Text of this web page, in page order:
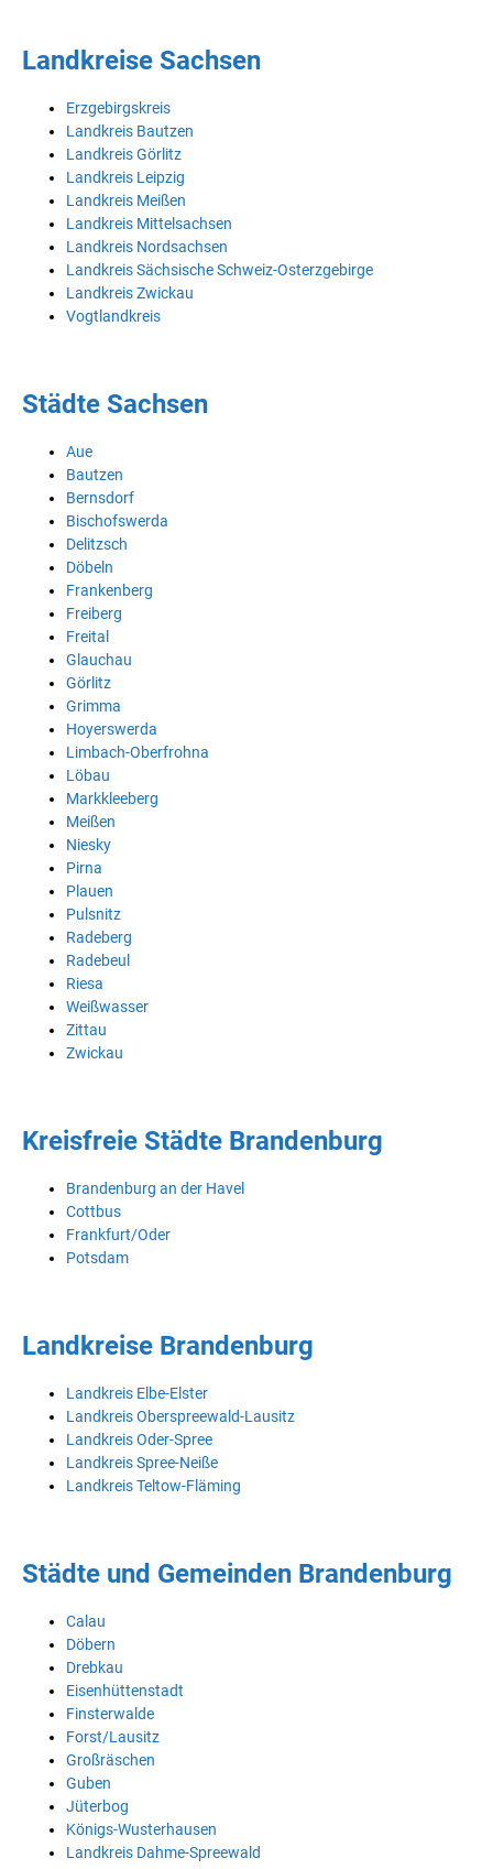
Landkreise Sachsen
Erzgebirgskreis
Landkreis Bautzen
Landkreis Görlitz
Landkreis Leipzig
Landkreis Meißen
Landkreis Mittelsachsen
Landkreis Nordsachsen
Landkreis Sächsische Schweiz-Osterzgebirge
Landkreis Zwickau
Vogtlandkreis
Städte Sachsen
Aue
Bautzen
Bernsdorf
Bischofswerda
Delitzsch
Döbeln
Frankenberg
Freiberg
Freital
Glauchau
Görlitz
Grimma
Hoyerswerda
Limbach-Oberfrohna
Löbau
Markkleeberg
Meißen
Niesky
Pirna
Plauen
Pulsnitz
Radeberg
Radebeul
Riesa
Weißwasser
Zittau
Zwickau
Kreisfreie Städte Brandenburg
Brandenburg an der Havel
Cottbus
Frankfurt/Oder
Potsdam
Landkreise Brandenburg
Landkreis Elbe-Elster
Landkreis Oberspreewald-Lausitz
Landkreis Oder-Spree
Landkreis Spree-Neiße
Landkreis Teltow-Fläming
Städte und Gemeinden Brandenburg
Calau
Döbern
Drebkau
Eisenhüttenstadt
Finsterwalde
Forst/Lausitz
Großräschen
Guben
Jüterbog
Königs-Wusterhausen
Landkreis Dahme-Spreewald